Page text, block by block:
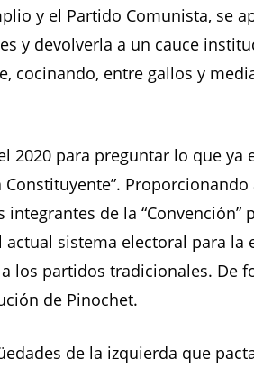
y el Partido Comunista, se
y devolverla a un cauce
cocinando, entre gallos y
2020 para preguntar lo que ya
de la
sistema electoral para la
los partidos tradicionales. De
de Pinochet.
de la izquierda que